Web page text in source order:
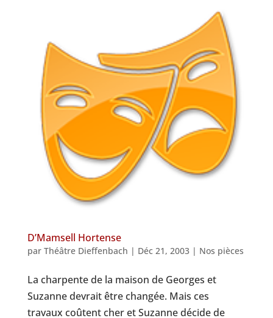
D’Mamsell Hortense
par Théâtre Dieffenbach | Déc 21, 2003| Nos pièces
La charpente de la maison de Georges et
Suzanne devrait être changée. Mais ces
travaux coûtent cher et Suzanne décide de